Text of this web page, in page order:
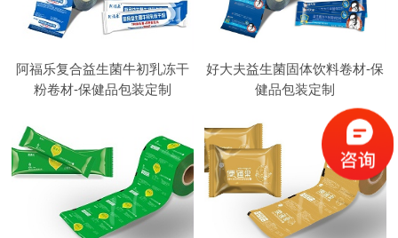
阿福乐复合益生菌牛初乳冻干
粉卷材-保健品包装定制
好大夫益生菌固体饮料卷材-保
健品包装定制